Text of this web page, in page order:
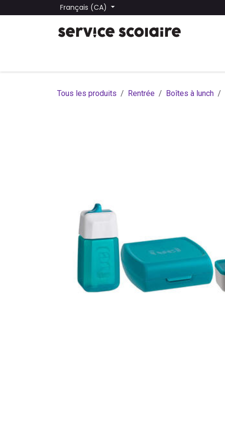
Se rendre au contenuFrançais (CA)
Tous les produits Rentrée Boîtes à lunch